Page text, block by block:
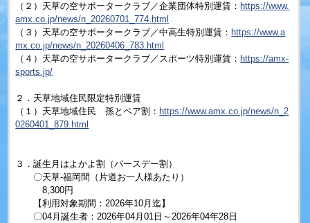
（２）天草の空サポータークラブ／企業団体特別運賃： https://www.
amx.co.jp/news/n_20260701_774.html
（３）天草の空サポータークラブ／中高生特別運賃： https://www.a
mx.co.jp/news/n_20260406_783.html
（４）天草の空サポータークラブ／スポーツ特別運賃： https://amx-
sports.jp/
２．天草地域住民限定特別運賃
（１）天草地域住民 孫とペア割： https://www.amx.co.jp/news/n_2
0260401_879.html
３．誕生月はよかよ割（バースデー割）
〇天草‐福岡間（片道お一人様あたり）
8,300円
【利用対象期間：2026年10月迄】
〇04月誕生者：2026年04月01日～2026年04年28日